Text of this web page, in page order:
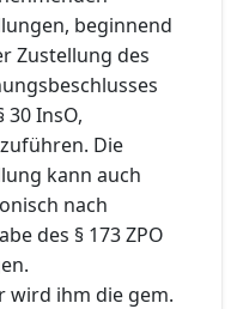
beginnend
Zustellung des
30 InsO,
Die
kann auch
nach
des § 173 ZPO
wird ihm die gem.